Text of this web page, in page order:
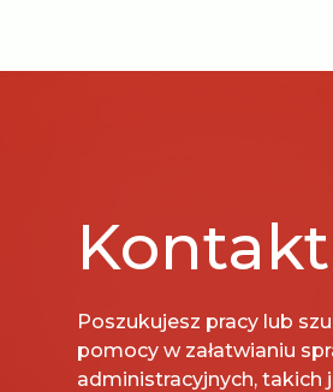
Kontakt
Poszukujesz pracy lub
pomocy w załatwianiu
administracyjnych, takich